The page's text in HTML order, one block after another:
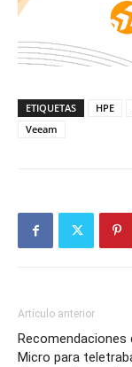
ETIQUETAS HPE
Veeam
Artículo anterior
Recomendaciones
Micro para